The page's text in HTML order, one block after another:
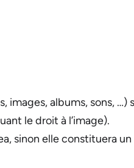
images, albums, sons, …)
le droit à l’image).
sinon elle constituera